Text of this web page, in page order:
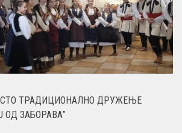
ТРАДИЦИОНАЛНО ДРУЖЕЊЕ
ОД ЗАБОРАВА”